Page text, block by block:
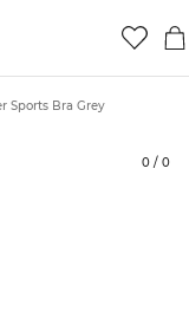
Sports Bra Grey
0 / 0